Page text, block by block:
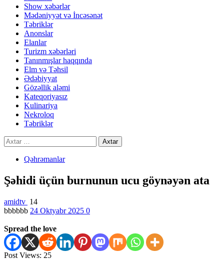
Show xəbərlər
Mədəniyyət və İncəsənət
Təbriklər
Anonslar
Elanlar
Turizm xəbərləri
Tanınmışlar haqqında
Elm və Təhsil
Ədəbiyyat
Gözəllik aləmi
Kateqoriyasız
Kulinariya
Nekroloq
Təbriklər
Axtarış:
Qəhrəmanlar
Şəhidi üçün burnunun ucu göynəyən ata
amidtv 14
bbbbbb 24 Oktyabr 2025 0
Spread the love
Post Views: 25